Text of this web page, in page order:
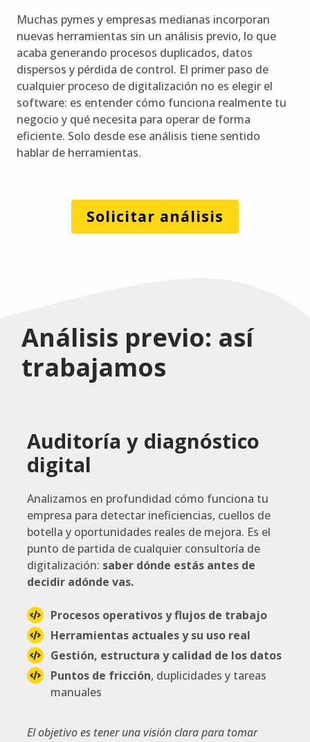
Muchas pymes y empresas medianas incorporan
nuevas herramientas sin un análisis previo, lo que
acaba generando procesos duplicados, datos
dispersos y pérdida de control. El primer paso de
cualquier proceso de digitalización no es elegir el
software: es entender cómo funciona realmente tu
negocio y qué necesita para operar de forma
eficiente. Solo desde ese análisis tiene sentido
hablar de herramientas.
Solicitar análisis
Análisis previo: así
trabajamos
Auditoría y diagnóstico
digital
Analizamos en profundidad cómo funciona tu
empresa para detectar ineficiencias, cuellos de
botella y oportunidades reales de mejora. Es el
punto de partida de cualquier consultoría de
digitalización: saber dónde estás antes de
decidir adónde vas.
Procesos operativos y flujos de trabajo
Herramientas actuales y su uso real
Gestión, estructura y calidad de los datos
Puntos de fricción, duplicidades y tareas
manuales
El objetivo es tener una visión clara para tomar